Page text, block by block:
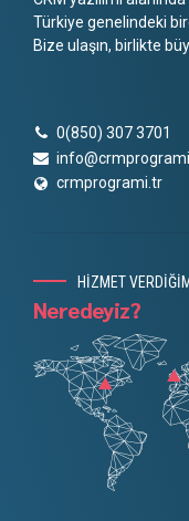
Türkiye genelindeki
Bize ulaşın, birlikte
0(850) 307 3701
crmprogrami.tr
HİZMET
Neredeyiz?